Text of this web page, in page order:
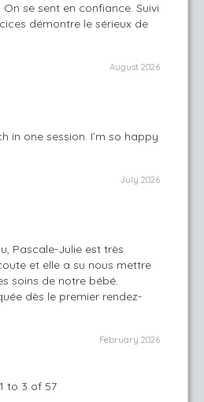
se sent en confiance. Suivi
démontre le sérieux de
August 2026
in one session. I’m so happy
July 2026
Pascale-Julie est très
et elle a su nous mettre
soins de notre bébé.
dès le premier rendez-
February 2026
1 to 3 of 57